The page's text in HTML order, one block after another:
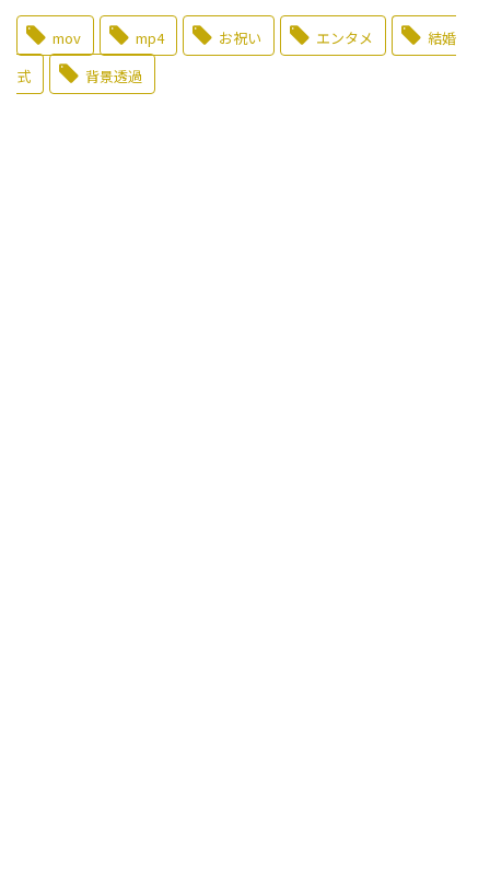
mov mp4 お祝い エンタメ
結婚
式
背景透過